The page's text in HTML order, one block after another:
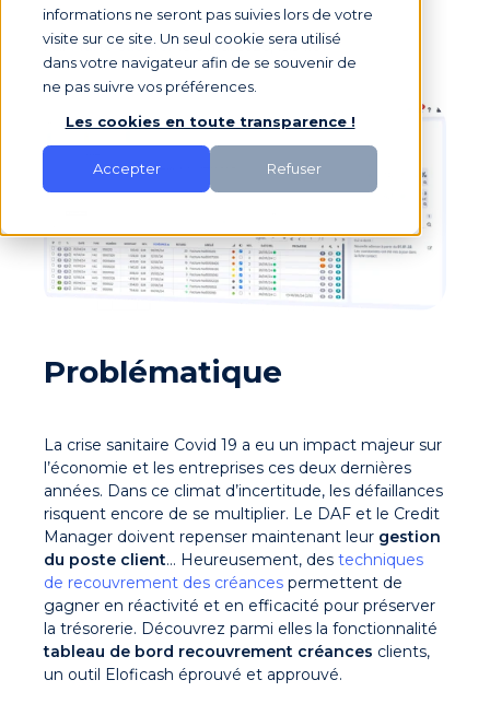
informations ne seront pas suivies lors de votre
visite sur ce site. Un seul cookie sera utilisé
dans votre navigateur afin de se souvenir de
ne pas suivre vos préférences.
Les cookies en toute transparence !
Accepter Refuser
ParMarie Saunier le 6 mai 2026, 15:34:01
Problématique
La crise sanitaire Covid 19 a eu un impact majeur sur
l’économie et les entreprises ces deux dernières
années. Dans ce climat d’incertitude, les défaillances
risquent encore de se multiplier. Le DAF et le Credit
Manager doivent repenser maintenant leur gestion
du poste client… Heureusement, des techniques
de recouvrement des créances permettent de
gagner en réactivité et en efficacité pour préserver
la trésorerie. Découvrez parmi elles la fonctionnalité
tableau de bord recouvrement créances clients,
un outil Eloficash éprouvé et approuvé.